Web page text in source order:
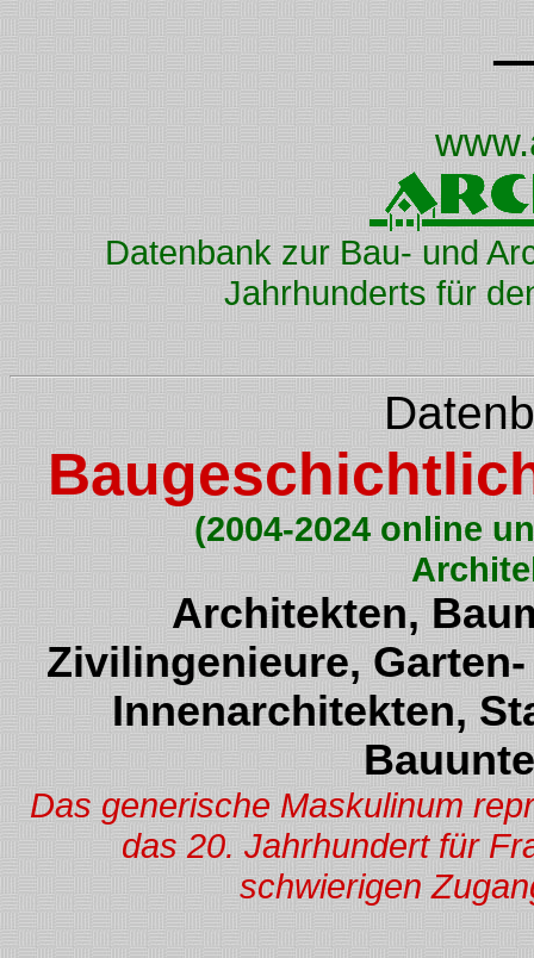
Datenbank zur Bau- und
Jahrhunderts für
(2004-2024 online
Architekten,
Zivilingenieure,
Innenarchitekten,
Das generische Maskulinum
das 20. Jahrhundert für
schwierigen